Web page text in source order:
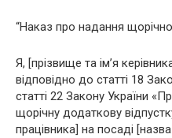
“Наказ про надання
Я, [прізвище та ім’я
відповідно до статті 18
статті 22 Закону України
щорічну додаткову
працівника] на посаді